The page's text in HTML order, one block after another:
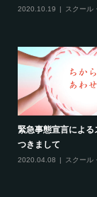
スクール・セミナー ,ご報告
によるスクール休業に
スクール・セミナー ,ご報告